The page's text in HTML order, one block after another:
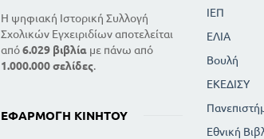
Η ψηφιακή Ιστορική Συλλογή
Σχολικών Εγχειριδίων αποτελείται
από6.029 βιβλία με πάνω από
1.000.000 σελίδες.
ΕΦΑΡΜΟΓΉ ΚΙΝΗΤΟΎ
ΙΕΠ
ΕΛΙΑ
Βουλή
ΕΚΕΔΙΣΥ
Εθνική